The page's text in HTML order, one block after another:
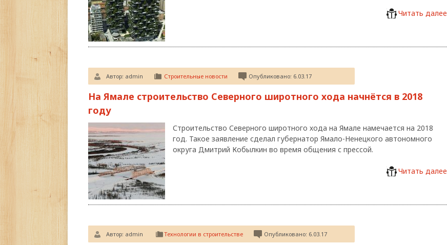
Читать далее
Автор: admin Строительные новости Опубликовано: 6.03.17
На Ямале строительство Северного широтного хода начнётся в 2018
году
Строительство Северного широтного хода на Ямале намечается на 2018
год. Такое заявление сделал губернатор Ямало-Ненецкого автономного
округа Дмитрий Кобылкин во время общения с прессой.
Читать далее
Автор: admin Технологии в строительстве Опубликовано: 6.03.17